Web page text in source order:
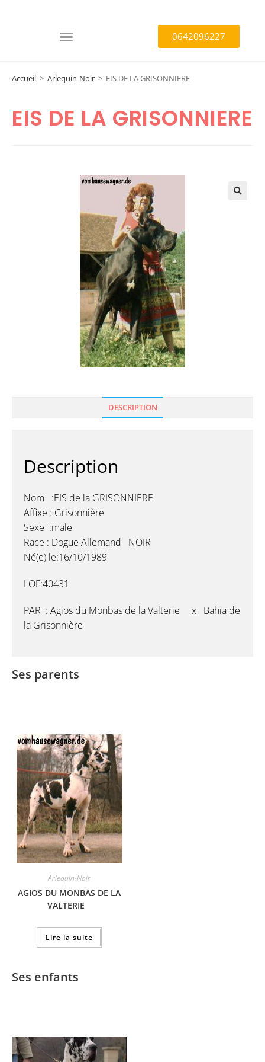
0642096227
Accueil > Arlequin-Noir > EIS DE LA GRISONNIERE
EIS DE LA GRISONNIERE
DESCRIPTION
Description
Nom :EIS de la GRISONNIERE
Affixe : Grisonnière
Sexe :male
Race : Dogue Allemand NOIR
Né(e) le:16/10/1989
LOF:40431
PAR : Agios du Monbas de la Valterie x Bahia de
la Grisonnière
Ses parents
Arlequin-Noir
AGIOS DU MONBAS DE LA
VALTERIE
Lire la suite
Ses enfants